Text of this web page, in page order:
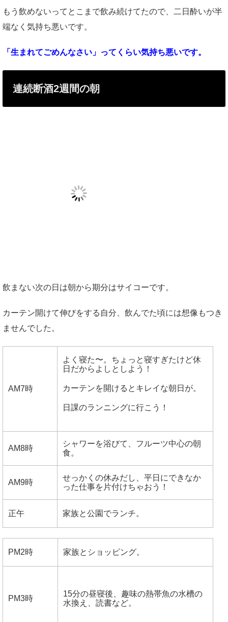
もう飲めないってとこまで飲み続けてたので、二日酔いが半
端なく気持ち悪いです。
「生まれてごめんなさい」ってくらい気持ち悪いです。
連続断酒2週間の朝
飲まない次の日は朝から期分はサイコーです。
カーテン開けて伸びをする自分、飲んでた頃には想像もつき
ませんでした。
AM7時
よく寝た〜。ちょっと寝すぎたけど休
日だからよしとしよう！
カーテンを開けるとキレイな朝日が。
日課のランニングに行こう！
AM8時
シャワーを浴びて、フルーツ中心の朝
食。
AM9時
せっかくの休みだし、平日にできなか
った仕事を片付けちゃおう！
正午 家族と公園でランチ。
PM2時 家族とショッピング。
PM3時
15分の昼寝後、趣味の熱帯魚の水槽の
水換え、読書など。